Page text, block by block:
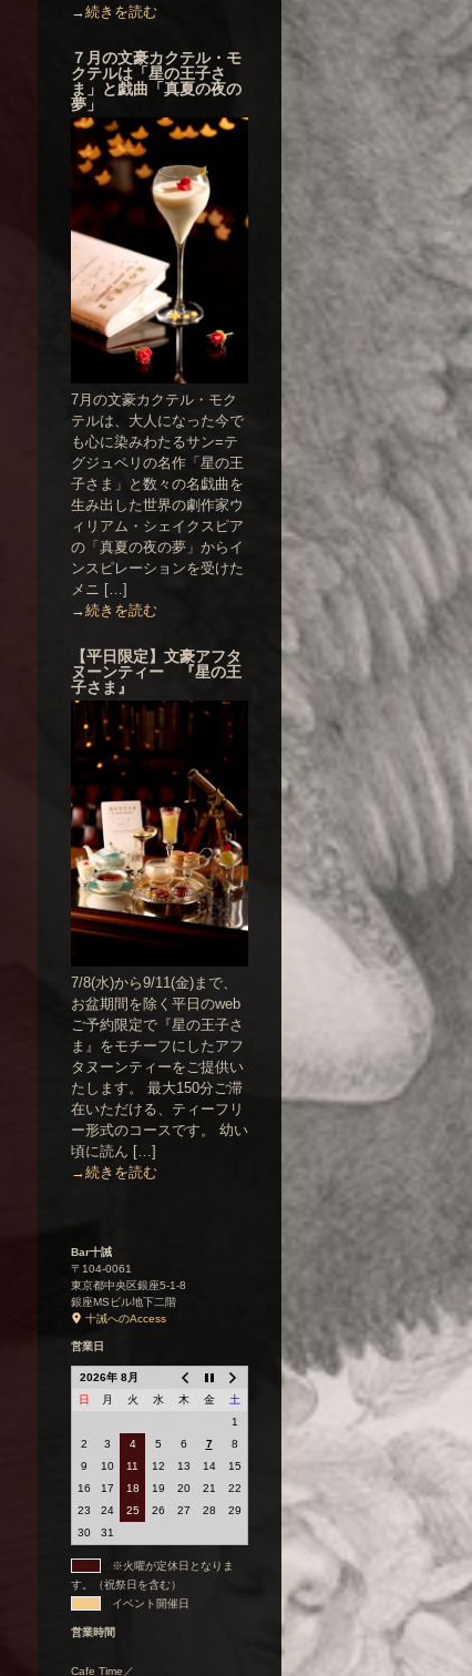
→続きを読む
７月の文豪カクテル・モ
クテルは「星の王子さ
ま」と戯曲「真夏の夜の
夢」
7月の文豪カクテル・モク
テルは、大人になった今で
も心に染みわたるサン=テ
グジュペリの名作「星の王
子さま」と数々の名戯曲を
生み出した世界の劇作家ウ
ィリアム・シェイクスピア
の「真夏の夜の夢」からイ
ンスピレーションを受けた
メニ […]
→続きを読む
【平日限定】文豪アフタ
ヌーンティー 『星の王
子さま』
7/8(水)から9/11(金)まで、
お盆期間を除く平日のweb
ご予約限定で『星の王子さ
ま』をモチーフにしたアフ
タヌーンティーをご提供い
たします。 最大150分ご滞
在いただける、ティーフリ
ー形式のコースです。 幼い
頃に読ん […]
→続きを読む
Bar十誡
〒104-0061
東京都中央区銀座5-1-8
銀座MSビル地下二階
十誡へのAccess
営業日
2026年 8月
日
月 火 水 木 金
土
1
2
3 4 5 6 7
8
9
10 11 12 13 14
15
16
17 18 19 20 21
22
23
24 25 26 27 28
29
30
31
※火曜が定休日となりま
す。（祝祭日を含む）
イベント開催日
営業時間
Cafe Time／